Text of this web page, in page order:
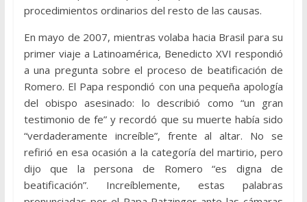
procedimientos ordinarios del resto de las causas.
En mayo de 2007, mientras volaba hacia Brasil para su
primer viaje a Latinoamérica, Benedicto XVI respondió
a una pregunta sobre el proceso de beatificación de
Romero. El Papa respondió con una pequeña apología
del obispo asesinado: lo describió como “un gran
testimonio de fe” y recordó que su muerte había sido
“verdaderamente increíble”, frente al altar. No se
refirió en esa ocasión a la categoría del martirio, pero
dijo que la persona de Romero “es digna de
beatificación”. Increíblemente, estas palabras